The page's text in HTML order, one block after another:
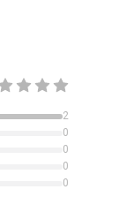
2
0
0
0
0